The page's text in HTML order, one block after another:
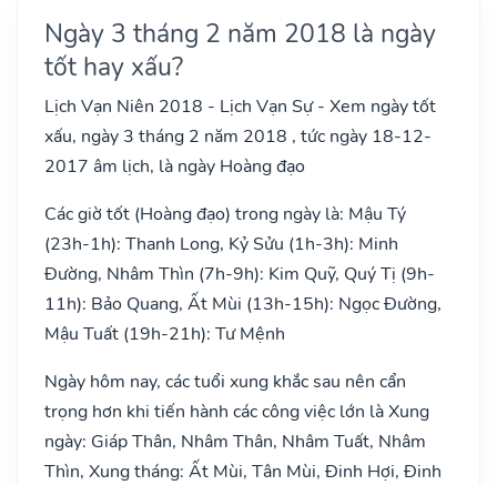
Ngày 3 tháng 2 năm 2018 là ngày
tốt hay xấu?
Lịch Vạn Niên 2018 - Lịch Vạn Sự - Xem ngày tốt
xấu, ngày 3 tháng 2 năm 2018 , tức ngày 18-12-
2017 âm lịch, là ngày Hoàng đạo
Các giờ tốt (Hoàng đạo) trong ngày là: Mậu Tý
(23h-1h): Thanh Long, Kỷ Sửu (1h-3h): Minh
Đường, Nhâm Thìn (7h-9h): Kim Quỹ, Quý Tị (9h-
11h): Bảo Quang, Ất Mùi (13h-15h): Ngọc Đường,
Mậu Tuất (19h-21h): Tư Mệnh
Ngày hôm nay, các tuổi xung khắc sau nên cẩn
trọng hơn khi tiến hành các công việc lớn là Xung
ngày: Giáp Thân, Nhâm Thân, Nhâm Tuất, Nhâm
Thìn, Xung tháng: Ất Mùi, Tân Mùi, Đinh Hợi, Đinh